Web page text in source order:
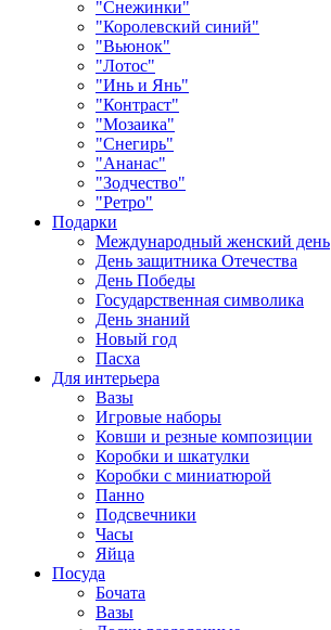
"Снежинки"
"Королевский синий"
"Вьюнок"
"Лотос"
"Инь и Янь"
"Контраст"
"Мозаика"
"Снегирь"
"Ананас"
"Зодчество"
"Ретро"
Подарки
Международный женский день
День защитника Отечества
День Победы
Государственная символика
День знаний
Новый год
Пасха
Для интерьера
Вазы
Игровые наборы
Ковши и резные композиции
Коробки и шкатулки
Коробки с миниатюрой
Панно
Подсвечники
Часы
Яйца
Посуда
Бочата
Вазы